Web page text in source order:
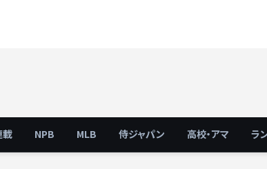
載 NPB MLB 侍ジャパン 高校・アマ ラ